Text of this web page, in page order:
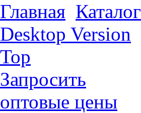
Главная Каталог
Desktop Version
Top
Запросить
оптовые цены